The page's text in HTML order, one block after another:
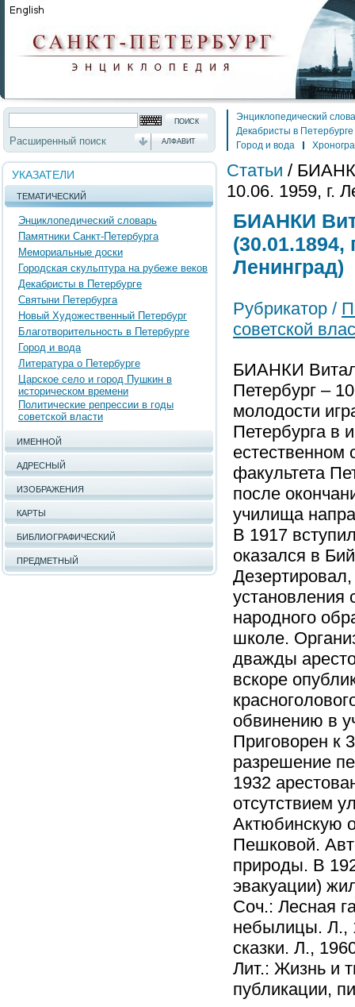
Расширенный поиск АЛФАВИТ
УКАЗАТЕЛИ
ТЕМАТИЧЕСКИЙ
Энциклопедический словарь
Памятники Санкт-Петербурга
Мемориальные доски
Городская скульптура на рубеже веков
Декабристы в Петербурге
Святыни Петербурга
Новый Художественный Петербург
Благотворительность в Петербурге
Город и вода
Литература о Петербурге
Царское село и город Пушкин в
историческом времени
Политические репрессии в годы
советской власти
ИМЕННОЙ
АДРЕСНЫЙ
ИЗОБРАЖЕНИЯ
КАРТЫ
БИБЛИОГРАФИЧЕСКИЙ
ПРЕДМЕТНЫЙ
Энциклопедический
Декабристы в Петербурге
Город и вода
Статьи /
10.06. 1959, г.
БИАНКИ
(30.01.1894,
Ленинград)
Рубрикатор /
советской
БИАНКИ
Петербург –
молодости
Петербурга в
естественном
факультета
после
училища
В 1917
оказался в
установления
народного
школе.
дважды
вскоре
обвинению в
Приговорен к
разрешение
1932
отсутствием
Актюбинскую
Пешковой.
природы. В
эвакуации)
Соч.: Лесная
небылицы. Л.,
сказки. Л.,
Лит.: Жизнь и
публикации,